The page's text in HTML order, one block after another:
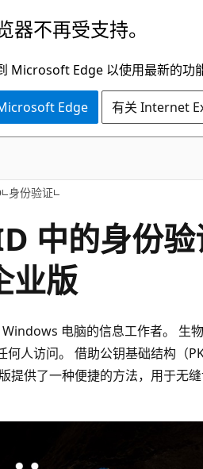
器不再受支持。
Microsoft Edge 以使用最新的功
Edge 有关 Internet
身份验证
中的身份验
业版
电脑的信息工作者。 生
人访问。 借助公钥基础结构（
提供了一种便捷的方法，用于无